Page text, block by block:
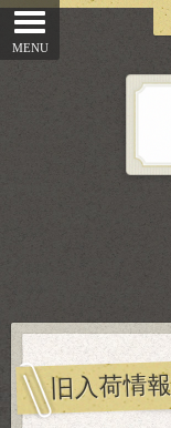
旧入荷情報